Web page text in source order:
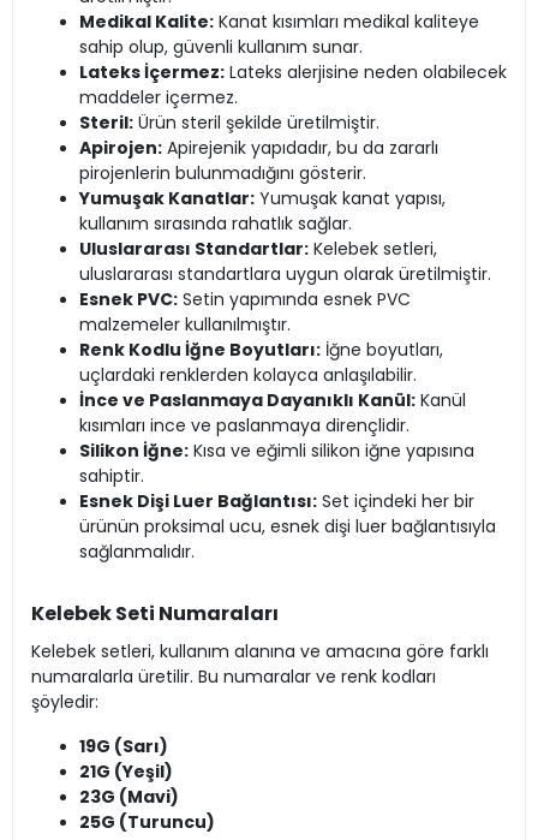
Medikal Kalite: Kanat kısımları medikal kaliteye
sahip olup, güvenli kullanım sunar.
Lateks İçermez: Lateks alerjisine neden olabilecek
maddeler içermez.
Steril: Ürün steril şekilde üretilmiştir.
Apirojen: Apirejenik yapıdadır, bu da zararlı
pirojenlerin bulunmadığını gösterir.
Yumuşak Kanatlar: Yumuşak kanat yapısı,
kullanım sırasında rahatlık sağlar.
Uluslararası Standartlar: Kelebek setleri,
uluslararası standartlara uygun olarak üretilmiştir.
Esnek PVC: Setin yapımında esnek PVC
malzemeler kullanılmıştır.
Renk Kodlu İğne Boyutları: İğne boyutları,
uçlardaki renklerden kolayca anlaşılabilir.
İnce ve Paslanmaya Dayanıklı Kanül: Kanül
kısımları ince ve paslanmaya dirençlidir.
Silikon İğne: Kısa ve eğimli silikon iğne yapısına
sahiptir.
Esnek Dişi Luer Bağlantısı: Set içindeki her bir
ürünün proksimal ucu, esnek dişi luer bağlantısıyla
sağlanmalıdır.
Kelebek Seti Numaraları
Kelebek setleri, kullanım alanına ve amacına göre farklı
numaralarla üretilir. Bu numaralar ve renk kodları
şöyledir:
19G (Sarı)
21G (Yeşil)
23G (Mavi)
25G (Turuncu)